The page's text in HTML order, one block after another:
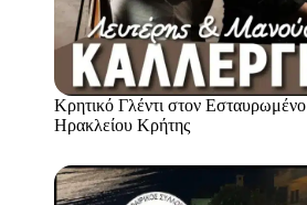
Κρητικό Γλέντι στον Εσταυρωμένο
Ηρακλείου Κρήτης